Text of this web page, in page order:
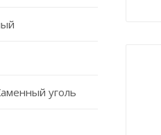
уголь